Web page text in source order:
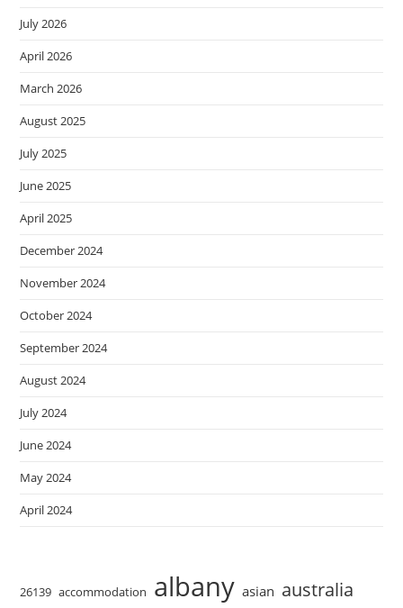
July 2026
April 2026
March 2026
August 2025
July 2025
June 2025
April 2025
December 2024
November 2024
October 2024
September 2024
August 2024
July 2024
June 2024
May 2024
April 2024
26139 accommodation albany asian australia